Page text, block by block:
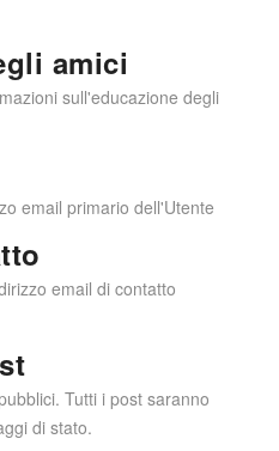
amici
sull'educazione degli
email primario dell'Utente
email di contatto
Tutti i post saranno
di stato.